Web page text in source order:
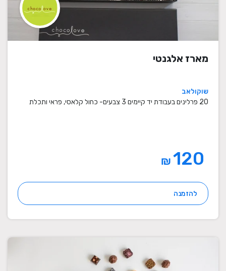
מארז אלגנטי
שוקולאב
20 פרלינים בעבודת יד קיימים 3 צבעים- כחול קלאסי, פראי ותכלת
₪
להזמנה